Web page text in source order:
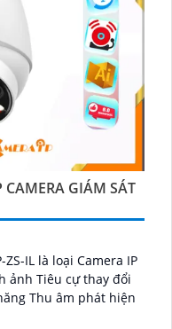
GIÁM SÁT
ZS-IL là loại Camera IP
ảnh Tiêu cự thay đổi
Thu âm phát hiện